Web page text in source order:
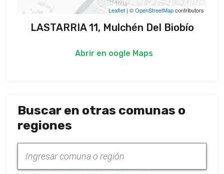
Leaflet | ©OpenStreetMapcontributors
LASTARRIA 11, Mulchén Del Biobío
Abrir en oogle Maps
Buscar en otras comunas o
regiones